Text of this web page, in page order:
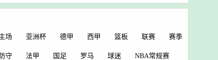
场 亚洲杯 德甲 西甲 篮板 联赛 赛季
守 法甲 国足 罗马 球迷 NBA常规赛